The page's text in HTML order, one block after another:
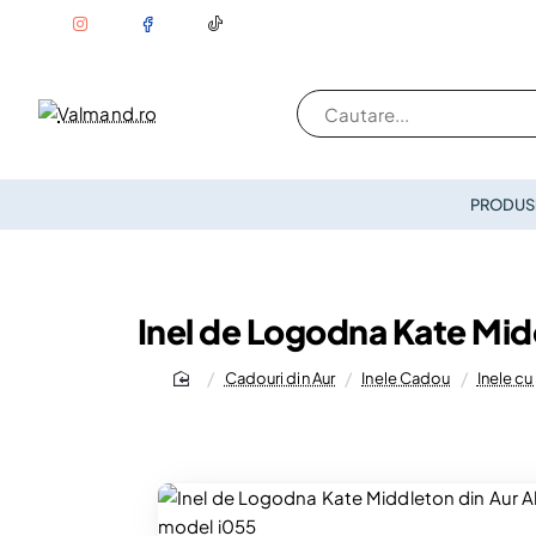
Cautare...
Inel de Logodna Kate
Cadouri din Aur Inele Cadou Inele